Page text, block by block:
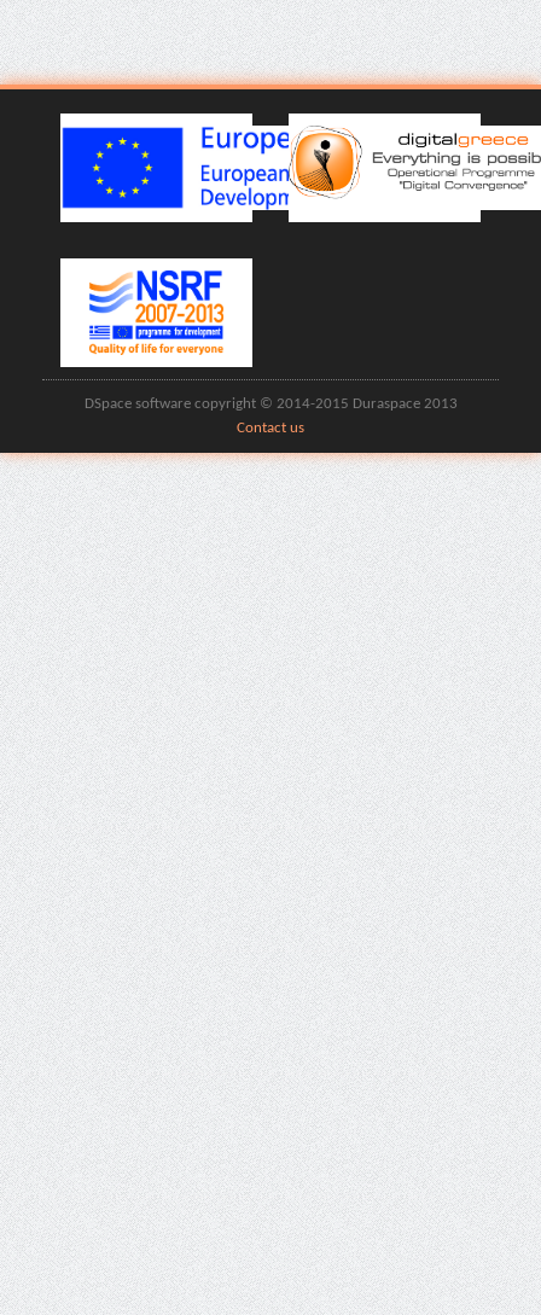
DSpace software copyright © 2014-2015 Duraspace 2013
Contact us